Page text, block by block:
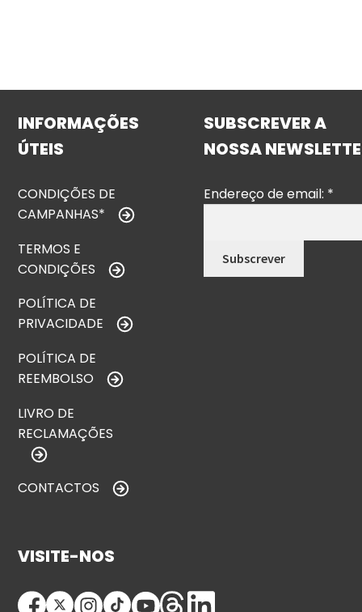
INFORMAÇÕES
ÚTEIS
CONDIÇÕES DE
CAMPANHAS*
TERMOS E
CONDIÇÕES
POLÍTICA DE
PRIVACIDADE
POLÍTICA DE
REEMBOLSO
LIVRO DE
RECLAMAÇÕES
CONTACTOS
SUBSCREVER A
NOSSA
Endereço de email: *
VISITE-NOS